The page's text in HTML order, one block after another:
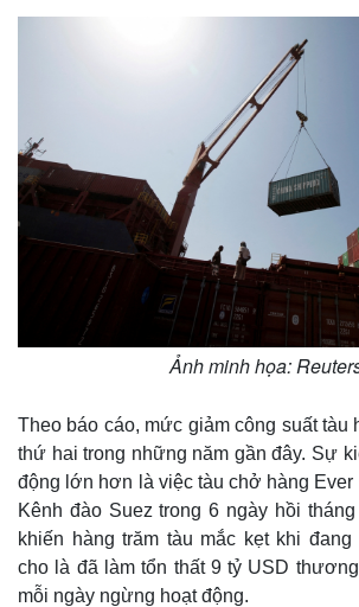
Ảnh minh họa:
Theo báo cáo, mức giảm công suất tàu
thứ hai trong những năm gần đây. Sự
động lớn hơn là việc tàu chở hàng Ever
Kênh đào Suez trong 6 ngày hồi
khiến hàng trăm tàu mắc kẹt khi
cho là đã làm tổn thất 9 tỷ USD
mỗi ngày ngừng hoạt động.